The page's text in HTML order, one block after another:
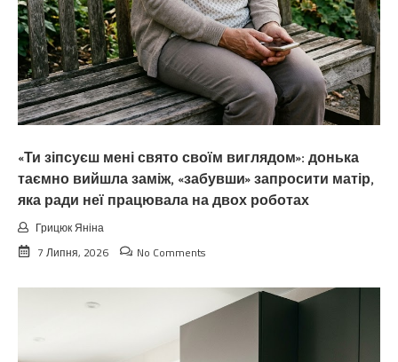
«Ти зіпсуєш мені свято своїм виглядом»: донька
таємно вийшла заміж, «забувши» запросити матір,
яка ради неї працювала на двох роботах
Грицюк Яніна
7 Липня, 2026
No Comments